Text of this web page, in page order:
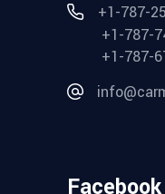
+1-787-
+1-787-
+1-787-
Facebook